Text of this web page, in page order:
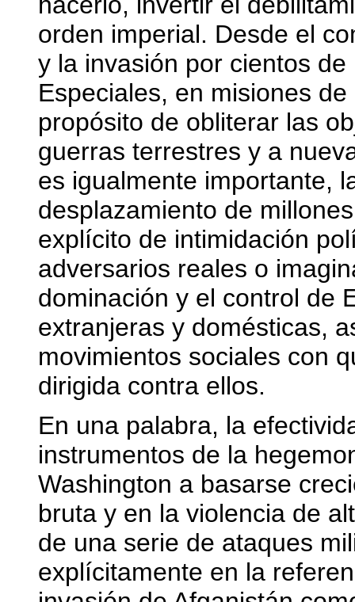
orden imperial. Desde el
y la invasión por cientos
Especiales, en misiones
propósito de obliterar las
guerras terrestres y a
es igualmente importante,
desplazamiento de
explícito de intimidación
adversarios reales o
dominación y el control de
extranjeras y domésticas,
movimientos sociales con
dirigida contra ellos.
En una palabra, la
instrumentos de la
Washington a basarse
bruta y en la violencia de
de una serie de ataques
explícitamente en la